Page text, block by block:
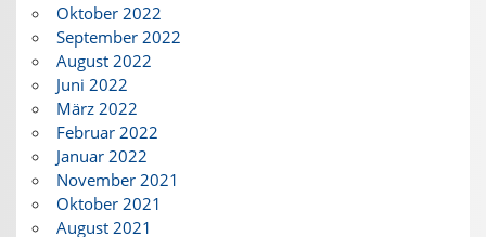
Oktober 2022
September 2022
August 2022
Juni 2022
März 2022
Februar 2022
Januar 2022
November 2021
Oktober 2021
August 2021